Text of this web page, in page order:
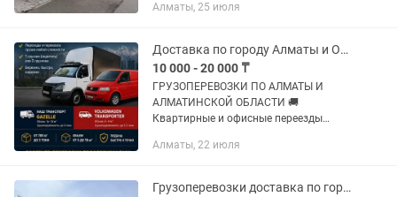
Алматы, 25 июля
Доставка по городу Алматы и Области. Доставка топлива.
10 000 - 20 000 ₸
ГРУЗОПЕРЕВОЗКИ ПО АЛМАТЫ И
АЛМАТИНСКОЙ ОБЛАСТИ 🚚
Квартирные и офисные переезды
стройматериалов. Доставка грузов
грузчиков. Бережная...
Алматы, 22 июля
Грузоперевозки доставка по городу Алматы